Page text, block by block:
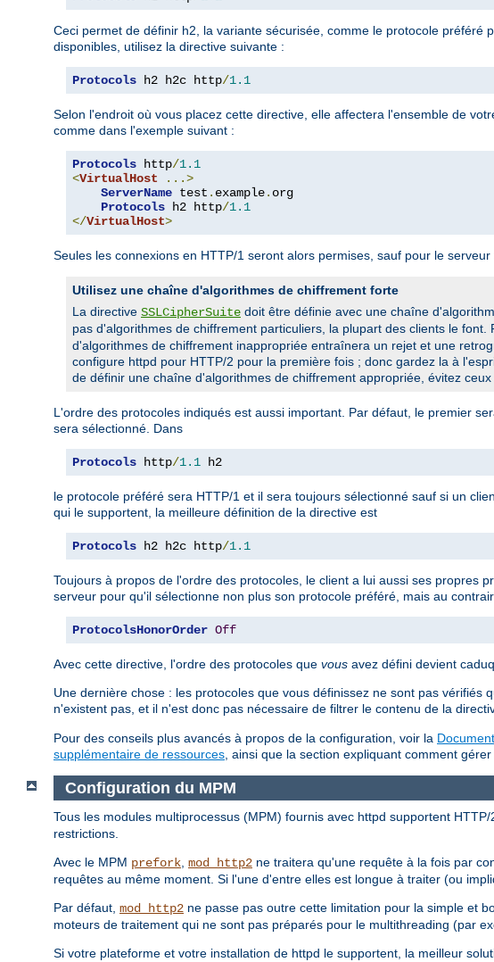
Ceci permet de définir h2, la variante sécurisée, comme le protocole
disponibles, utilisez la directive suivante :
Protocols h2 h2c http/1.1
Selon l'endroit où vous placez cette directive, elle affectera l'ensemble de
comme dans l'exemple suivant :
Protocols http/1.1
<VirtualHost
...>
ServerName test . example. org
Protocols h2 http/1.1
</VirtualHost>
Seules les connexions en HTTP/1 seront alors permises, sauf pour le serveur
Utilisez une chaîne d'algorithmes de chiffrement forte
La directive SSLCipherSuite doit être définie avec une chaîne
pas d'algorithmes de chiffrement particuliers, la plupart des clients le
d'algorithmes de chiffrement inappropriée entraînera un rejet et une
configure httpd pour HTTP/2 pour la première fois ; donc gardez la à
de définir une chaîne d'algorithmes de chiffrement appropriée, évitez
L'ordre des protocoles indiqués est aussi important. Par défaut, le premier
sera sélectionné. Dans
Protocols http/1.1 h2
le protocole préféré sera HTTP/1 et il sera toujours sélectionné sauf si un
qui le supportent, la meilleure définition de la directive est
Protocols h2 h2c http/1.1
Toujours à propos de l'ordre des protocoles, le client a lui aussi ses propres
serveur pour qu'il sélectionne non plus son protocole préféré, mais au
ProtocolsHonorOrder Off
Avec cette directive, l'ordre des protocoles que vous avez défini devient
Une dernière chose : les protocoles que vous définissez ne sont pas
n'existent pas, et il n'est donc pas nécessaire de filtrer le contenu de la
Pour des conseils plus avancés à propos de la configuration, voir la
supplémentaire de ressources , ainsi que la section expliquant comment
Configuration du MPM
Tous les modules multiprocessus (MPM) fournis avec httpd supportent
restrictions.
Avec le MPM prefork, mod_http2 ne traitera qu'une requête à la fois par
requêtes au même moment. Si l'une d'entre elles est longue à traiter (ou
Par défaut, mod_http2 ne passe pas outre cette limitation pour la simple et
moteurs de traitement qui ne sont pas préparés pour le multithreading (par
Si votre plateforme et votre installation de httpd le supportent, la meilleur